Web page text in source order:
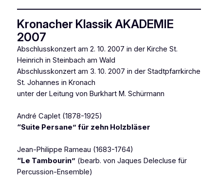
Kronacher Klassik AKADEMIE
2007
Abschlusskonzert am 2. 10. 2007 in der Kirche St.
Heinrich in Steinbach am Wald
Abschlusskonzert am 3. 10. 2007 in der Stadtpfarrkirche
St. Johannes in Kronach
unter der Leitung von Burkhart M. Schürmann
André Caplet (1878-1925)
“Suite Persane” für zehn Holzbläser
Jean-Philippe Rameau (1683-1764)
“Le Tambourin” (bearb. von Jaques Delecluse für
Percussion-Ensemble)